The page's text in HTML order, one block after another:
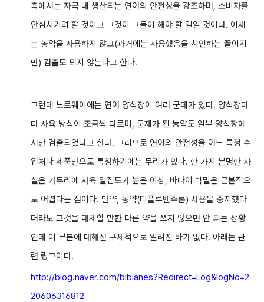
측에서는 자국 내 생산되는 연어의 안전성을 강조하며, 소비자를
안심시키려 할 것이고 그것이 그들이 해야 할 일일 것이다. 이제
는 농약을 사용하지 않고(과거에는 사용했음을 시인하는 꼴이지
만) 검출도 되지 않는다고 한다.
그런데 노르웨이에는 연어 양식장이 여러 군데가 있다. 양식장마
다 사육 방식이 조금씩 다르며, 문제가 된 농약도 일부 양식장에
서만 검출되었다고 한다. 그러므로 연어의 안전성을 어느 특정 수
입처나 제품만으로 특정하기에는 무리가 있다. 한 가지 분명한 사
실은 가두리에 사육 밀집도가 높은 이상, 바다이 박멸은 근본적으
로 어렵다는 점이다. 만약, 농약(디플루벤주론) 사용을 중지했다
더라도 그것을 대체할 만한 다른 약을 쓰지 않으면 안 되는 상황
인데 이 부분에 대해선 구체적으로 알려진 바가 없다. 아래는 관
련 링크이다.
http://blog.naver.com/bibianes?Redirect=Log&logNo=2
20606316812